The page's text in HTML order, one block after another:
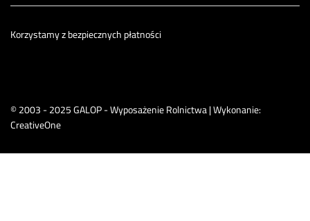
© 2003 - 2025 GALOP - Wyposażenie Rolnictwa | Wykonanie:
CreativeOne
Korzystamy z bezpiecznych płatności